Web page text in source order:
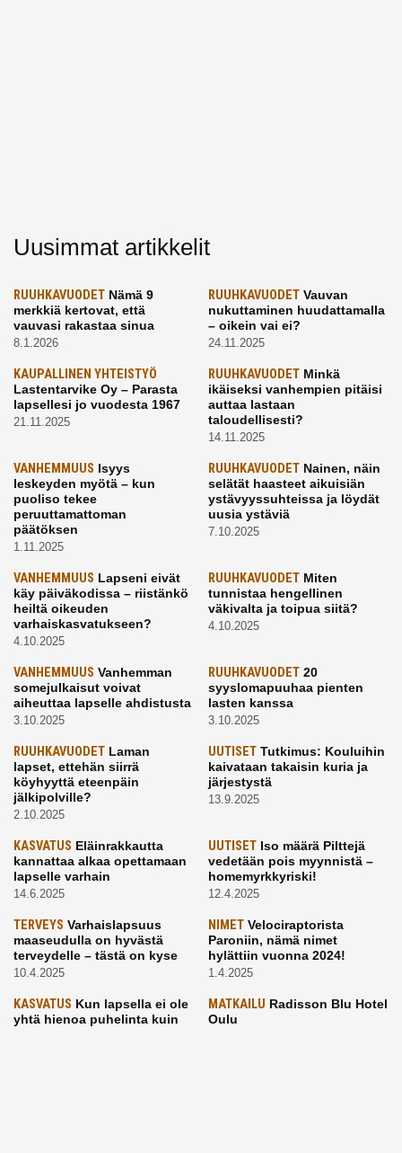
Uusimmat artikkelit
RUUHKAVUODET Nämä 9
merkkiä kertovat, että
vauvasi rakastaa sinua
8.1.2026
RUUHKAVUODETVauvan
nukuttaminen huudattamalla
– oikein vai ei?
24.11.2025
KAUPALLINEN YHTEISTYÖ
Lastentarvike Oy – Parasta
lapsellesi jo vuodesta 1967
21.11.2025
RUUHKAVUODETMinkä
ikäiseksi vanhempien pitäisi
auttaa lastaan
taloudellisesti?
14.11.2025
VANHEMMUUS Isyys
leskeyden myötä – kun
puoliso tekee
peruuttamattoman
päätöksen
1.11.2025
RUUHKAVUODETNainen, näin
selätät haasteet aikuisiän
ystävyyssuhteissa ja löydät
uusia ystäviä
7.10.2025
VANHEMMUUS Lapseni eivät
käy päiväkodissa – riistänkö
heiltä oikeuden
varhaiskasvatukseen?
4.10.2025
RUUHKAVUODETMiten
tunnistaa hengellinen
väkivalta ja toipua siitä?
4.10.2025
VANHEMMUUS Vanhemman
somejulkaisut voivat
aiheuttaa lapselle ahdistusta
3.10.2025
RUUHKAVUODET20
syyslomapuuhaa pienten
lasten kanssa
3.10.2025
RUUHKAVUODET Laman
lapset, ettehän siirrä
köyhyyttä eteenpäin
jälkipolville?
2.10.2025
UUTISETTutkimus: Kouluihin
kaivataan takaisin kuria ja
järjestystä
13.9.2025
KASVATUS Eläinrakkautta
kannattaa alkaa opettamaan
lapselle varhain
14.6.2025
UUTISETIso määrä Pilttejä
vedetään pois myynnistä –
homemyrkkyriski!
12.4.2025
TERVEYS Varhaislapsuus
maaseudulla on hyvästä
terveydelle – tästä on kyse
10.4.2025
NIMETVelociraptorista
Paroniin, nämä nimet
hylättiin vuonna 2024!
1.4.2025
KASVATUS Kun lapsella ei ole
yhtä hienoa puhelinta kuin
MATKAILU Radisson Blu Hotel
Oulu